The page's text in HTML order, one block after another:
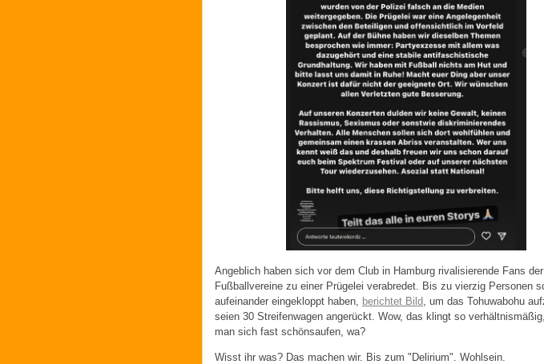
Angeblich haben sich vor dem Club in Hamburg rivalisierende Fans
Fußballvereine zu einer Prügelei verabredet. Bis zu vierzig Personen
aufeinander eingekloppt haben, berichtet Bild, um das Tohuwabohu
seien 30 Streifenwagen angerückt. Wow, das klingt so
man sich fast schönsaufen, wa?
Wisst ihr was? Das machen wir. Bis zum "Delirium". Wohlsein.